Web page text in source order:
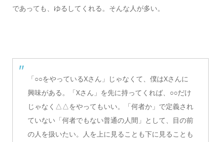
であっても、ゆるしてくれる。そんな人が多い。
「○○をやっているXさん」じゃなくて、僕はXさんに
興味がある。「Xさん」を先に持ってくれば、○○だけ
じゃなく△△をやってもいい。「何者か」で定義され
ていない「何者でもない普通の人間」として、目の前
の人を扱いたい。人を上に見ることも下に見ることも